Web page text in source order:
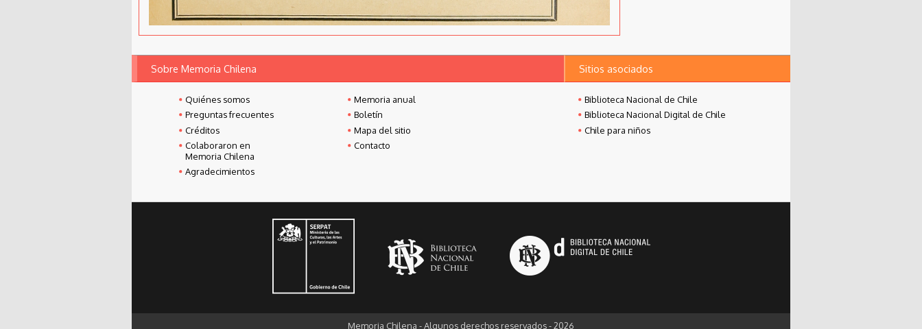
Sobre Memoria Chilena
Quiénes somos
Preguntas frecuentes
Créditos
Colaboraron en
Memoria Chilena
Agradecimientos
Memoria anual
Boletín
Mapa del sitio
Contacto
Sitios asociados
Biblioteca Nacional de Chile
Biblioteca Nacional Digital de Chile
Chile para niños
Memoria Chilena - Algunos derechos reservados - 2026